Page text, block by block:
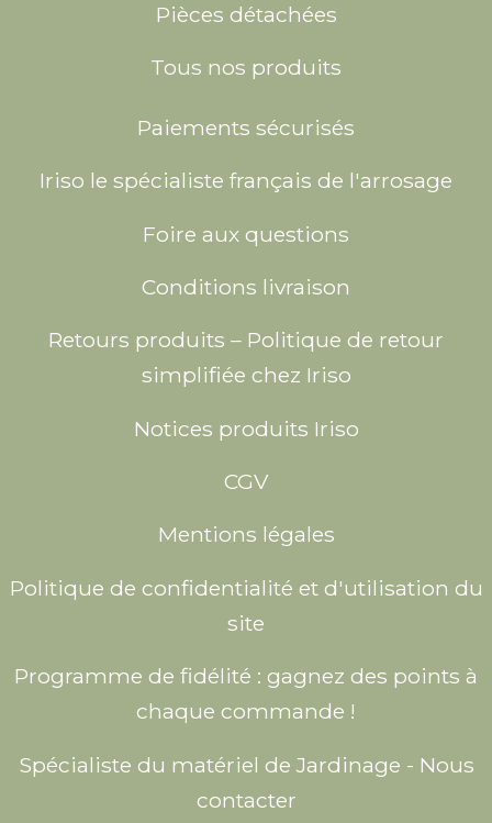
Pièces détachées
Tous nos produits
Paiements sécurisés
Iriso le spécialiste français de l'arrosage
Foire aux questions
Conditions livraison
Retours produits – Politique de retour
simplifiée chez Iriso
Notices produits Iriso
CGV
Mentions légales
Politique de confidentialité et d'utilisation du
site
Programme de fidélité : gagnez des points à
chaque commande !
Spécialiste du matériel de Jardinage - Nous
contacter